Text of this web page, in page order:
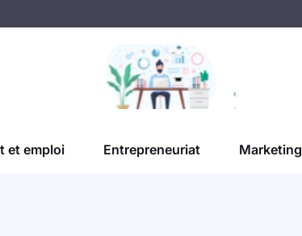
et emploi Entrepreneuriat Marketing